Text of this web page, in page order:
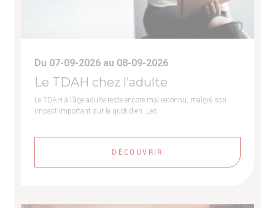
Du 07-09-2026 au 08-09-2026
Le TDAH chez l’adulte
Le TDAH à l’âge adulte reste encore mal reconnu, malgré son
impact important sur le quotidien. Les …
DÉCOUVRIR